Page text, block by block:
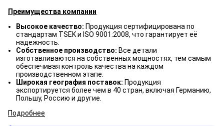
Преимущества компании
Высокое качество: Продукция сертифицирована по
стандартам TSEK и ISO 9001:2008, что гарантирует её
надежность.
Собственное производство: Все детали
изготавливаются на собственных мощностях, тем самым
обеспечивая контроль качества на каждом
производственном этапе.
Широкая география поставок: Продукция
экспортируется более чем в 40 стран, включая Германию,
Польшу, Россию и другие.
Подробнее